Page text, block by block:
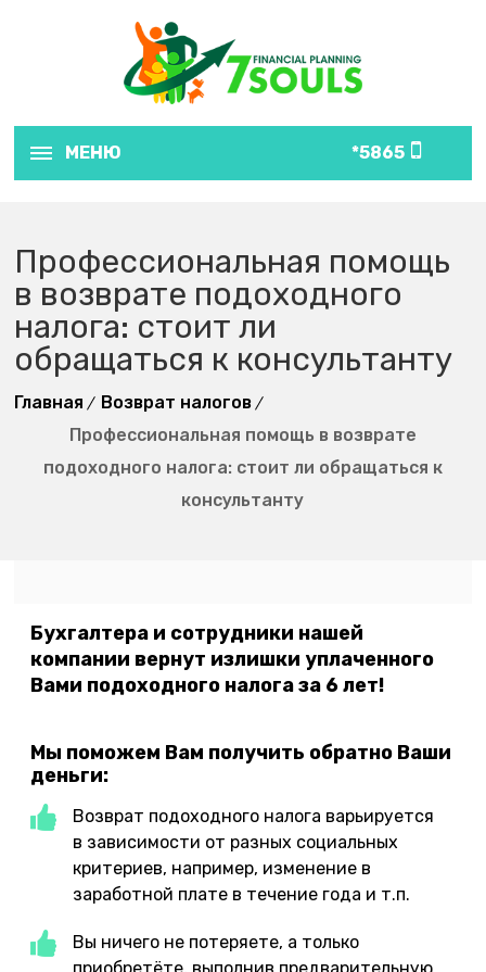
МЕНЮ 5865*
Профессиональная помощь
в возврате подоходного
налога: стоит ли
обращаться к консультанту
Главная
Возврат налогов
Профессиональная помощь в возврате
подоходного налога: стоит ли обращаться к
консультанту
Бухгалтера и сотрудники нашей
компании вернут излишки уплаченного
Вами подоходного налога за 6 лет!
Мы поможем Вам получить обратно Ваши
деньги:
Возврат подоходного налога варьируется
в зависимости от разных социальных
критериев, например, изменение в
заработной плате в течение года и т.п.
Вы ничего не потеряете, а только
приобретёте, выполнив предварительную